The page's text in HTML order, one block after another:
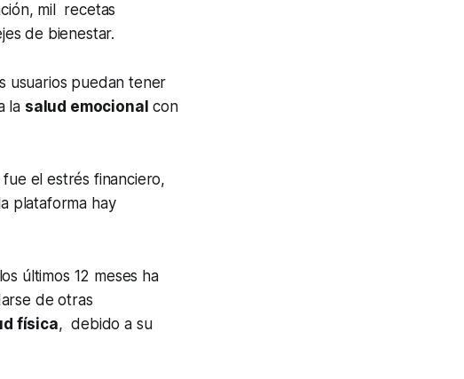
mil recetas
de bienestar.
usuarios puedan tener
la salud emocional con
el estrés financiero,
plataforma hay
últimos 12 meses ha
de otras
física, debido a su